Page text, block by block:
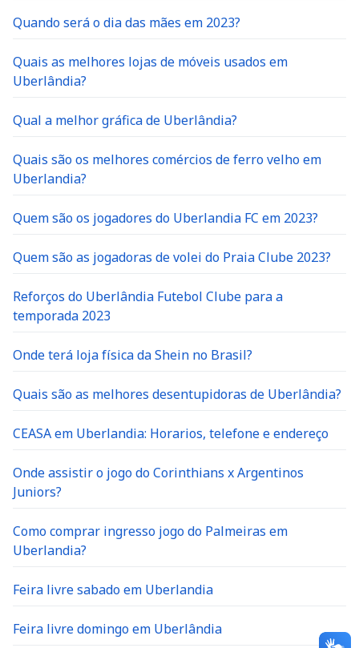
Quando será o dia das mães em 2023?
Quais as melhores lojas de móveis usados em
Uberlândia?
Qual a melhor gráfica de Uberlândia?
Quais são os melhores comércios de ferro velho em
Uberlandia?
Quem são os jogadores do Uberlandia FC em 2023?
Quem são as jogadoras de volei do Praia Clube 2023?
Reforços do Uberlândia Futebol Clube para a
temporada 2023
Onde terá loja física da Shein no Brasil?
Quais são as melhores desentupidoras de Uberlândia?
CEASA em Uberlandia: Horarios, telefone e endereço
Onde assistir o jogo do Corinthians x Argentinos
Juniors?
Como comprar ingresso jogo do Palmeiras em
Uberlandia?
Feira livre sabado em Uberlandia
Feira livre domingo em Uberlândia